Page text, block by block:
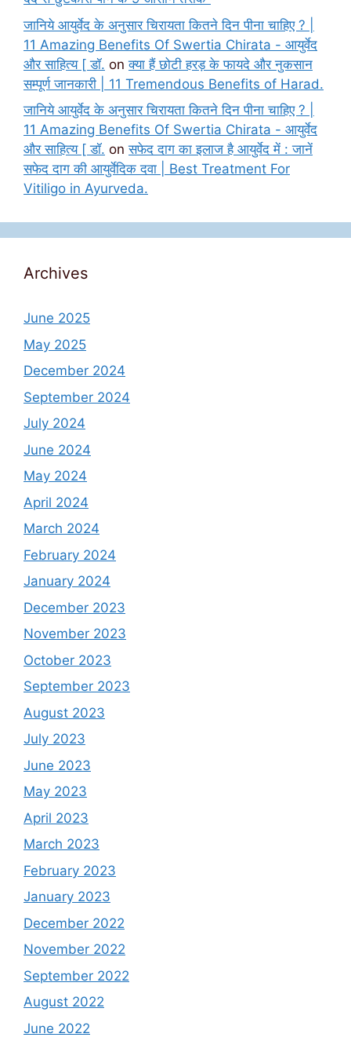
जानिये आयुर्वेद के अनुसार चिरायता कितने दिन पीना चाहिए ? |
11 Amazing Benefits Of Swertia Chirata - आयुर्वेद
और साहित्य [ डॉ. onक्या हैं छोटी हरड़ के फायदे और नुकसान
सम्पूर्ण जानकारी | 11 Tremendous Benefits of Harad.
जानिये आयुर्वेद के अनुसार चिरायता कितने दिन पीना चाहिए ? |
11 Amazing Benefits Of Swertia Chirata - आयुर्वेद
और साहित्य [ डॉ. onसफेद दाग का इलाज है आयुर्वेद में : जानें
सफेद दाग की आयुर्वेदिक दवा | Best Treatment For
Vitiligo in Ayurveda.
Archives
June 2025
May 2025
December 2024
September 2024
July 2024
June 2024
May 2024
April 2024
March 2024
February 2024
January 2024
December 2023
November 2023
October 2023
September 2023
August 2023
July 2023
June 2023
May 2023
April 2023
March 2023
February 2023
January 2023
December 2022
November 2022
September 2022
August 2022
June 2022